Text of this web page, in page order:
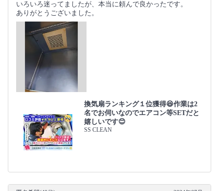
いろいろ迷ってましたが、本当に頼んで良かったです。
ありがとうございました。
換気扇ランキング１位獲得😆作業は2
名でお伺いなのでエアコン等SETだと
嬉しいです😊
SS CLEAN